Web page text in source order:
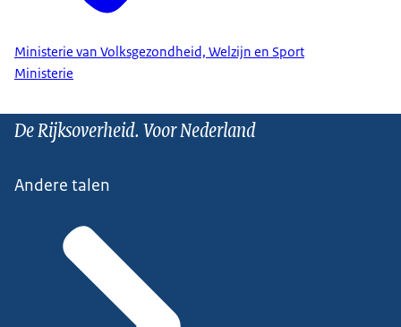
Ministerie van Volksgezondheid, Welzijn en Sport
Ministerie
De Rijksoverheid. Voor Nederland
Andere talen